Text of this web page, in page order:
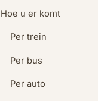
Hoe u er komt
Per trein
Per bus
Per auto